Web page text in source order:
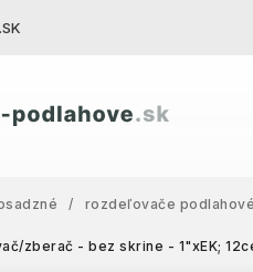
/ rozdeľovače
zberač - bez skrine - 1"xEK;